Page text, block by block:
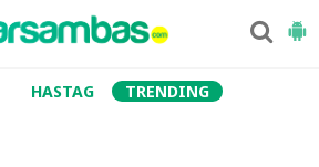
HASTAG TRENDING